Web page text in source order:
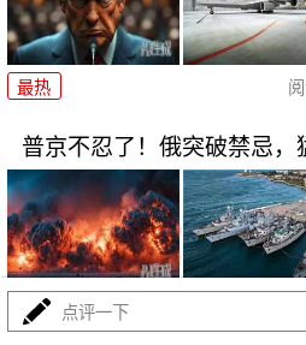
最热
普京不忍了！俄突破禁忌，
最热 点评一下